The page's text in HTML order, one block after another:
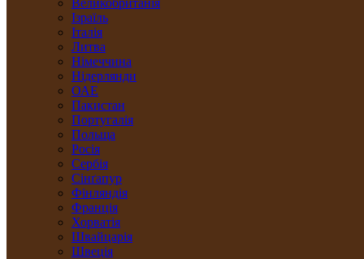
Великобританія
Ізраїль
Італія
Литва
Німеччина
Нідерлянди
ОАЕ
Пакистан
Португалія
Польща
Росія
Сербія
Сінґапур
Фінляндія
Франція
Хорватія
Швайцарія
Швеція